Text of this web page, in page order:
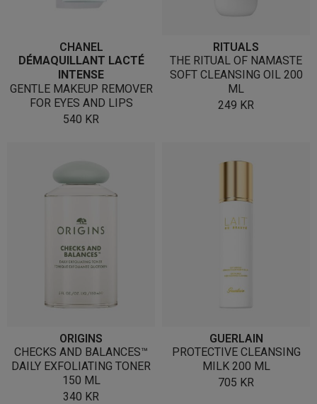
CHANEL
DÉMAQUILLANT LACTÉ
INTENSE
GENTLE MAKEUP REMOVER
FOR EYES AND LIPS
540 KR
RITUALS
THE RITUAL OF NAMASTE
SOFT CLEANSING OIL 200
ML
249 KR
ORIGINS
CHECKS AND BALANCES™
DAILY EXFOLIATING TONER
150 ML
340 KR
GUERLAIN
PROTECTIVE CLEANSING
MILK 200 ML
705 KR